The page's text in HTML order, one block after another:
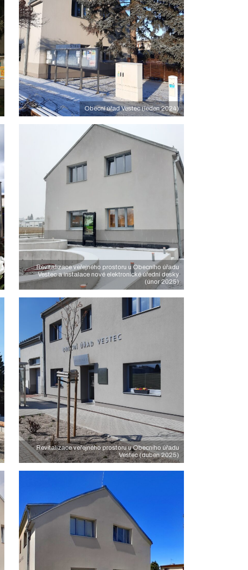
Obecní úřad Vestec (leden 2024)
Revitalizace veřejného prostoru u Obecního úřadu
Vestec a instalace nové elektronické úřední desky
(únor 2025)
Revitalizace veřejného prostoru u Obecního úřadu
Vestec (duben 2025)